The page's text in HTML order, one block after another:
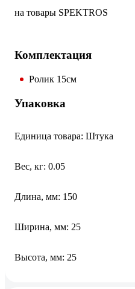
на товары SPEKTROS
Комплектация
Ролик 15см
Упаковка
Единица товара: Штука
Вес, кг: 0.05
Длина, мм: 150
Ширина, мм: 25
Высота, мм: 25